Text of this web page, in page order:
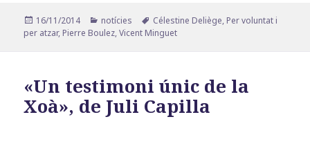
Publicat
el
16/11/2014 Categories
notícies Etiquetes
Célestine Deliège, Per voluntat i
per atzar, Pierre Boulez,Vicent Minguet
«Un testimoni únic de la
Xoà», de Juli Capilla